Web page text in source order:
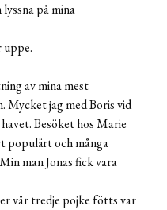
på mina
uppe.
av mina mest
jag med Boris vid
Besöket hos Marie
populärt och många
man Jonas fick vara
vår tredje pojke fötts var